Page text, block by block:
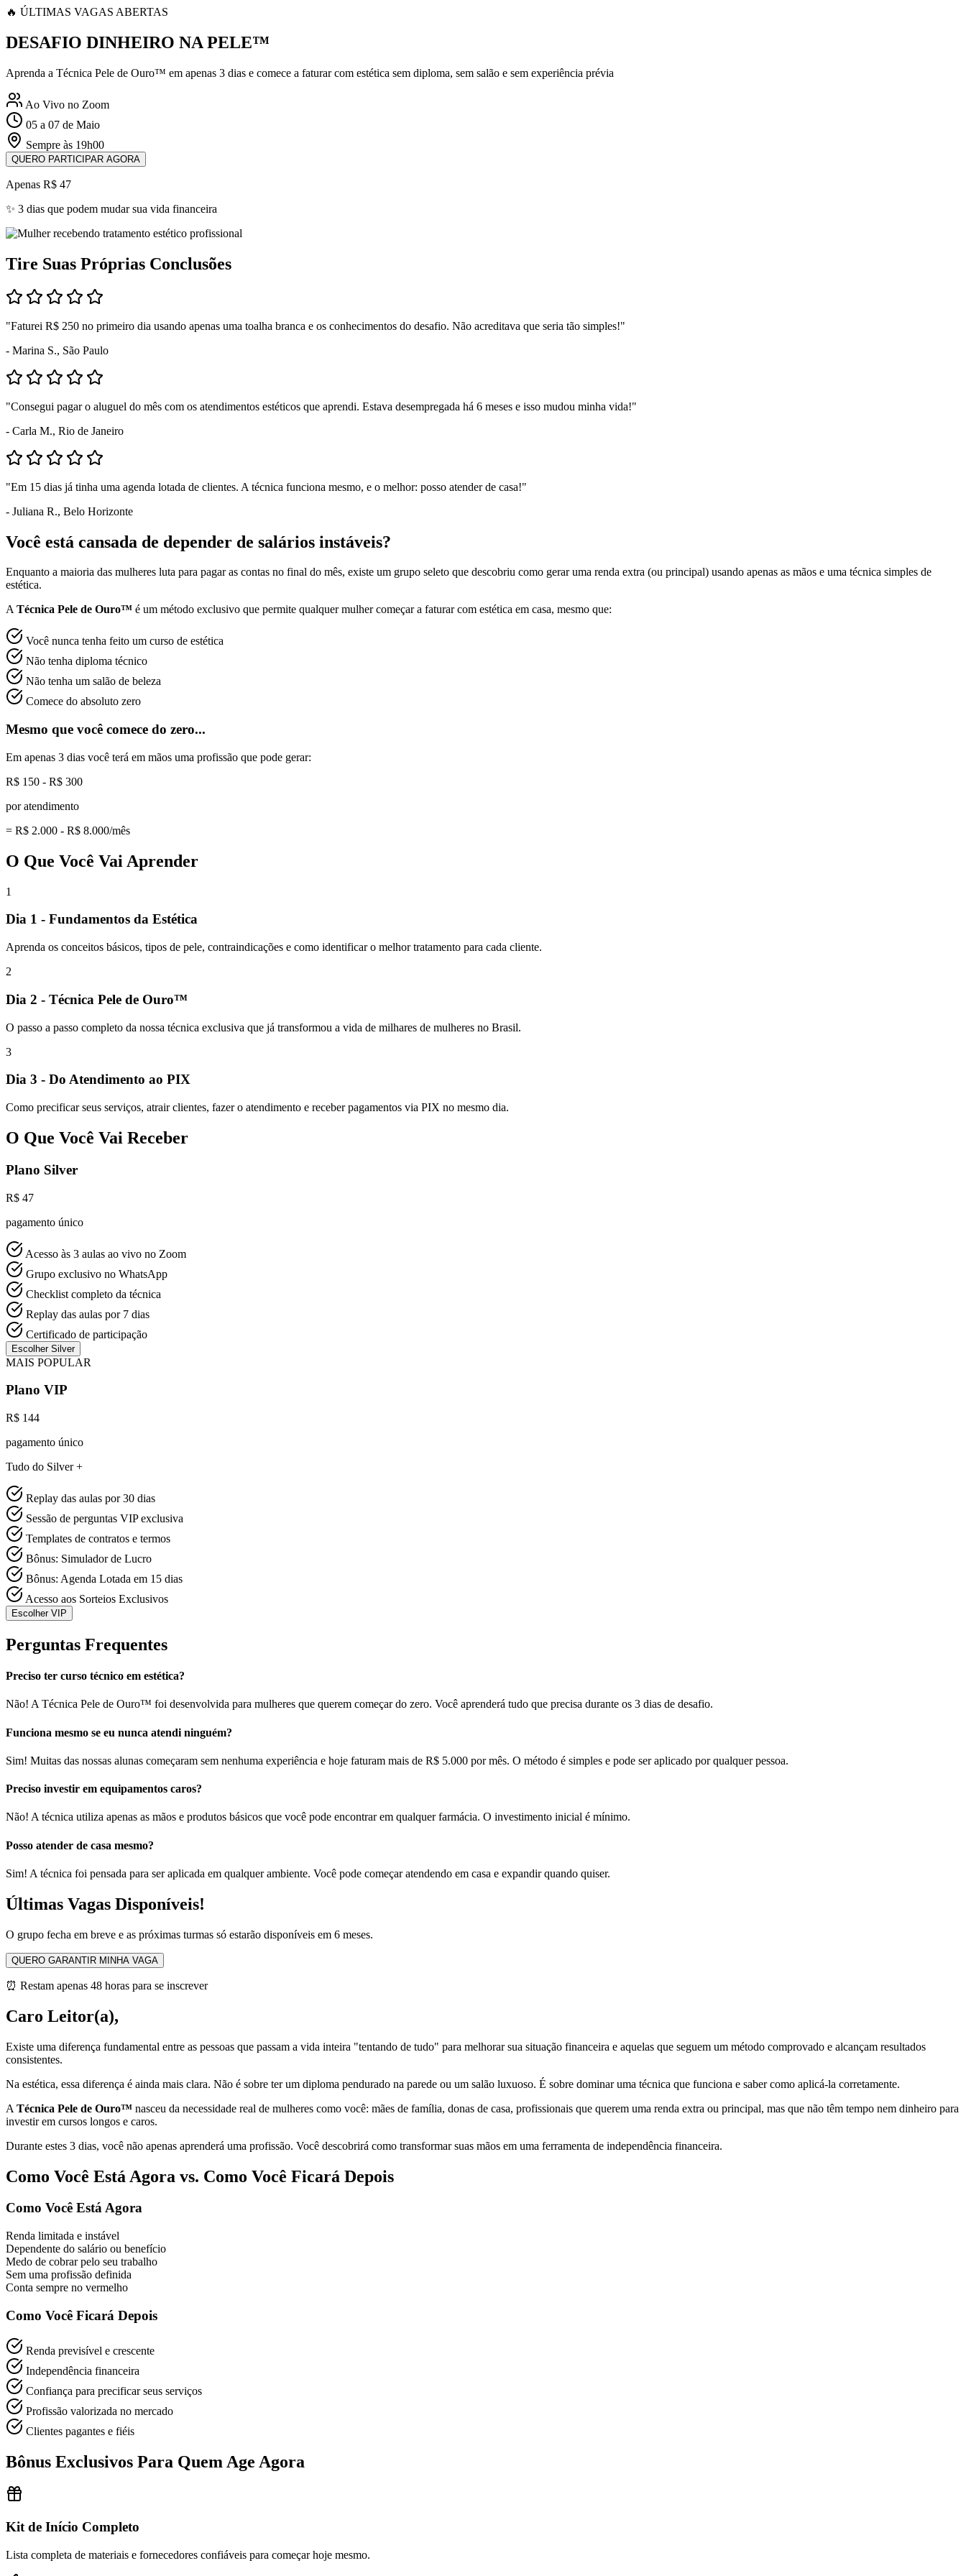
🔥 ÚLTIMAS VAGAS ABERTAS
DESAFIO DINHEIRO NA PELE™
Aprenda a Técnica Pele de Ouro™ em apenas 3 dias e comece a faturar com estética sem diploma, sem salão e sem experiência prévia
Ao Vivo no Zoom
05 a 07 de Maio
Sempre às 19h00
QUERO PARTICIPAR AGORA
Apenas R$ 47
✨ 3 dias que podem mudar sua vida financeira
Tire Suas Próprias Conclusões
"Faturei R$ 250 no primeiro dia usando apenas uma toalha branca e os conhecimentos do desafio. Não acreditava que seria tão simples!"
- Marina S., São Paulo
"Consegui pagar o aluguel do mês com os atendimentos estéticos que aprendi. Estava desempregada há 6 meses e isso mudou minha vida!"
- Carla M., Rio de Janeiro
"Em 15 dias já tinha uma agenda lotada de clientes. A técnica funciona mesmo, e o melhor: posso atender de casa!"
- Juliana R., Belo Horizonte
Você está cansada de depender de salários instáveis?
Enquanto a maioria das mulheres luta para pagar as contas no final do mês, existe um grupo seleto que descobriu como gerar uma renda extra (ou principal) usando apenas as mãos e uma técnica simples de
estética.
ATécnica Pele de Ouro™ é um método exclusivo que permite qualquer mulher começar a faturar com estética em casa, mesmo que:
Você nunca tenha feito um curso de estética
Não tenha diploma técnico
Não tenha um salão de beleza
Comece do absoluto zero
Mesmo que você comece do zero...
Em apenas 3 dias você terá em mãos uma profissão que pode gerar:
R$ 150 - R$ 300
por atendimento
= R$ 2.000 - R$ 8.000/mês
O Que Você Vai Aprender
1
Dia 1 - Fundamentos da Estética
Aprenda os conceitos básicos, tipos de pele, contraindicações e como identificar o melhor tratamento para cada cliente.
2
Dia 2 - Técnica Pele de Ouro™
O passo a passo completo da nossa técnica exclusiva que já transformou a vida de milhares de mulheres no Brasil.
3
Dia 3 - Do Atendimento ao PIX
Como precificar seus serviços, atrair clientes, fazer o atendimento e receber pagamentos via PIX no mesmo dia.
O Que Você Vai Receber
Plano Silver
R$ 47
pagamento único
Acesso às 3 aulas ao vivo no Zoom
Grupo exclusivo no WhatsApp
Checklist completo da técnica
Replay das aulas por 7 dias
Certificado de participação
Escolher Silver
MAIS POPULAR
Plano VIP
R$ 144
pagamento único
Tudo do Silver +
Replay das aulas por 30 dias
Sessão de perguntas VIP exclusiva
Templates de contratos e termos
Bônus: Simulador de Lucro
Bônus: Agenda Lotada em 15 dias
Acesso aos Sorteios Exclusivos
Escolher VIP
Perguntas Frequentes
Preciso ter curso técnico em estética?
Não! A Técnica Pele de Ouro™ foi desenvolvida para mulheres que querem começar do zero. Você aprenderá tudo que precisa durante os 3 dias de desafio.
Funciona mesmo se eu nunca atendi ninguém?
Sim! Muitas das nossas alunas começaram sem nenhuma experiência e hoje faturam mais de R$ 5.000 por mês. O método é simples e pode ser aplicado por qualquer pessoa.
Preciso investir em equipamentos caros?
Não! A técnica utiliza apenas as mãos e produtos básicos que você pode encontrar em qualquer farmácia. O investimento inicial é mínimo.
Posso atender de casa mesmo?
Sim! A técnica foi pensada para ser aplicada em qualquer ambiente. Você pode começar atendendo em casa e expandir quando quiser.
Últimas Vagas Disponíveis!
O grupo fecha em breve e as próximas turmas só estarão disponíveis em 6 meses.
QUERO GARANTIR MINHA VAGA
⏰ Restam apenas 48 horas para se inscrever
Caro Leitor(a),
Existe uma diferença fundamental entre as pessoas que passam a vida inteira "tentando de tudo" para melhorar sua situação financeira e aquelas que seguem um método comprovado e alcançam resultados
consistentes.
Na estética, essa diferença é ainda mais clara. Não é sobre ter um diploma pendurado na parede ou um salão luxuoso. É sobre dominar uma técnica que funciona e saber como aplicá-la corretamente.
A Técnica Pele de Ouro™ nasceu da necessidade real de mulheres como você: mães de família, donas de casa, profissionais que querem uma renda extra ou principal, mas que não têm tempo nem dinheiro para
investir em cursos longos e caros.
Durante estes 3 dias, você não apenas aprenderá uma profissão. Você descobrirá como transformar suas mãos em uma ferramenta de independência financeira.
Como Você Está Agora vs. Como Você Ficará Depois
Como Você Está Agora
Renda limitada e instável
Dependente do salário ou benefício
Medo de cobrar pelo seu trabalho
Sem uma profissão definida
Conta sempre no vermelho
Como Você Ficará Depois
Renda previsível e crescente
Independência financeira
Confiança para precificar seus serviços
Profissão valorizada no mercado
Clientes pagantes e fiéis
Bônus Exclusivos Para Quem Age Agora
Kit de Início Completo
Lista completa de materiais e fornecedores confiáveis para começar hoje mesmo.